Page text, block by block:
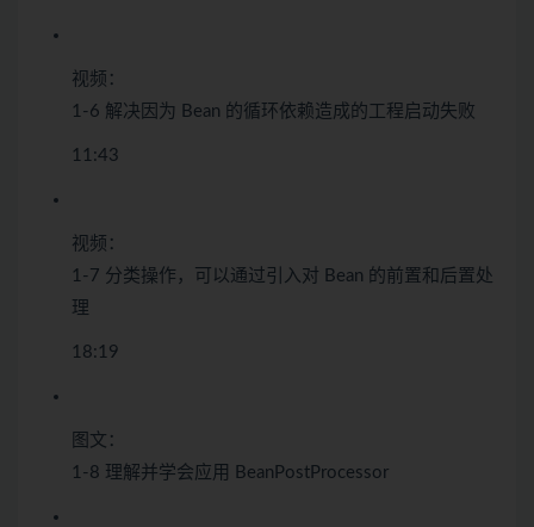
视频：
1-6 解决因为 Bean 的循环依赖造成的工程启动失败
11:43
视频：
1-7 分类操作，可以通过引入对 Bean 的前置和后置处
理
18:19
图文：
1-8 理解并学会应用 BeanPostProcessor